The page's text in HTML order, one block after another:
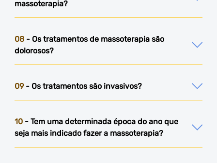
massoterapia?
08 - Os tratamentos de massoterapia são
dolorosos?
09- Os tratamentos são invasivos?
10 - Tem uma determinada época do ano que
seja mais indicado fazer a massoterapia?